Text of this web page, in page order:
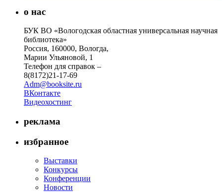
о нас
БУК ВО «Вологодская областная универсальная научная
библиотека»
Россия, 160000, Вологда,
Марии Ульяновой, 1
Телефон для справок –
8(8172)21-17-69
Adm@booksite.ru
ВКонтакте
Видеохостинг
реклама
избранное
Выставки
Конкурсы
Конференции
Новости